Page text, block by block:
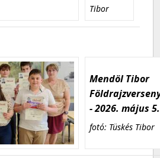
Tibor
Mendöl Tibor
- 2026. május 5.
fotó: Tüskés Tibor